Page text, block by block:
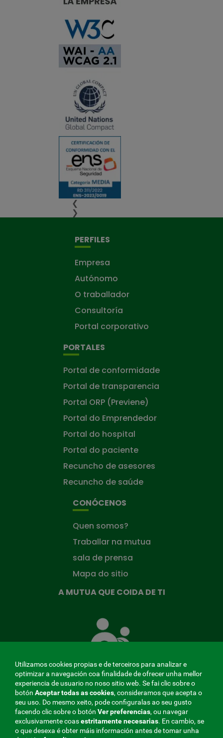
❮
❯
PERFILES
Empresa
Autónomo
O traballador
Consultoría
Portal corporativo
PORTALES
Portal de conformidade
Portal de transparencia
Portal ORP (Previene)
Portal do Emprendedor
Portal do hospital
Portal do paciente
Recuncho de asesores
Recuncho de saúde
CONÓCENOS
Quen somos?
Traballar na mutua
sala de prensa
Mapa do sitio
A MUTUA QUE COIDA DE TI
Mutua
que
MENÚ
REDES
Utilizamos cookies propias e de terceiros para analizar e
optimizar a navegación coa finalidade de ofrecer unha mellor
experiencia de usuario no noso sitio web. Se fai clic sobre o
botón Aceptar todas as cookies, consideramos que acepta o
seu uso. Do mesmo xeito, pode configuralas ao seu gusto
facendo clic sobre o botón Ver preferencias, ou navegar
exclusivamente coasestritamentenecesarias. En cambio, se
o que desexa é obter máis información antes de tomar unha